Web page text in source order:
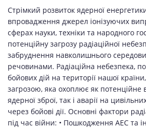
Стрімкий розвиток ядерної
впровадження джерел іонізуючих
сферах науки, техніки та народного
потенційну загрозу радіаційної
забруднення навколишнього
речовинами. Радіаційна небезпека,
бойових дій на території нашої
загрозою, яка охоплює як потенційне
ядерної зброї, так і аварії на
через бойові дії. Основні фактори
під час війни: • Пошкодження АЕС та